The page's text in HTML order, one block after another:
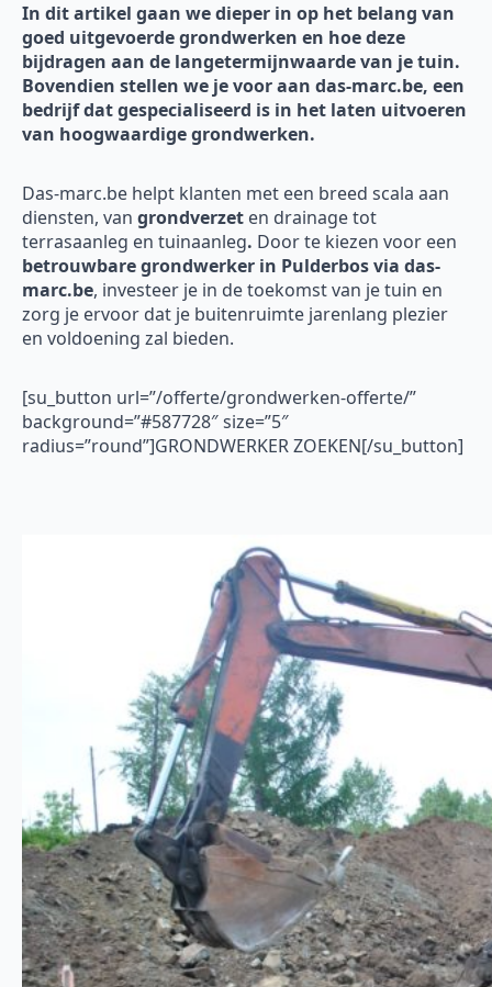
In dit artikel gaan we dieper in op het belang van
goed uitgevoerde grondwerken en hoe deze
bijdragen aan de langetermijnwaarde van je tuin.
Bovendien stellen we je voor aan das-marc.be, een
bedrijf dat gespecialiseerd is in het laten uitvoeren
van hoogwaardige grondwerken.
Das-marc.be helpt klanten met een breed scala aan
diensten, van grondverzet en drainage tot
terrasaanleg en tuinaanleg. Door te kiezen voor een
betrouwbare grondwerker in Pulderbos via das-
marc.be, investeer je in de toekomst van je tuin en
zorg je ervoor dat je buitenruimte jarenlang plezier
en voldoening zal bieden.
[su_button url=”/offerte/grondwerken-offerte/”
background=”#587728″ size=”5″
radius=”round”]GRONDWERKER ZOEKEN[/su_button]